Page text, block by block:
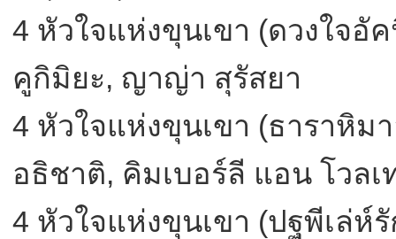
4 หัวใจแห่งขุนเขา (ดวงใจอั
คูกิมิยะ, ญาญ่า สุรัสยา
4 หัวใจแห่งขุนเขา (ธาราหิม
อธิชาติ, คิมเบอร์ลี แอน โวลเ
4 หัวใจแห่งขุนเขา (ปฐพีเล่ห์